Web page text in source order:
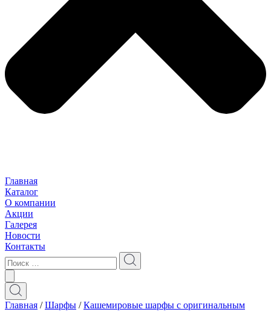
Главная
Каталог
О компании
Акции
Галерея
Новости
Контакты
Главная /Шарфы /Кашемировые шарфы с оригинальным